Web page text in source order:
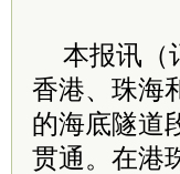
本报讯（
香港、珠海
的海底隧道
贯通。在港